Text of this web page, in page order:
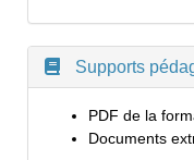
Supports
PDF de la
Documents